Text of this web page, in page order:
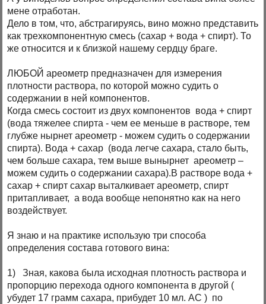
мене отработан.
Дело в том, что, абстрагируясь, вино можно представить
как трехкомпонентную смесь (сахар + вода + спирт). То
же относится и к близкой нашему сердцу браге.
ЛЮБОЙ ареометр предназначен для измерения
плотности раствора, по которой можно судить о
содержании в ней компонентов.
Когда смесь состоит из двух компонентов вода + спирт
(вода тяжелее спирта - чем ее меньше в растворе, тем
глубже нырнет ареометр - можем судить о содержании
спирта). Вода + сахар (вода легче сахара, стало быть,
чем больше сахара, тем выше вынырнет ареометр –
можем судить о содержании сахара).В растворе вода +
сахар + спирт сахар выталкивает ареометр, спирт
притапливает, а вода вообще непонятно как на него
воздействует.
Я знаю и на практике использую три способа
определения состава готового вина:
1) Зная, какова была исходная плотность раствора и
пропорцию перехода одного компонента в другой (
убудет 17 грамм сахара, прибудет 10 мл. АС ) по